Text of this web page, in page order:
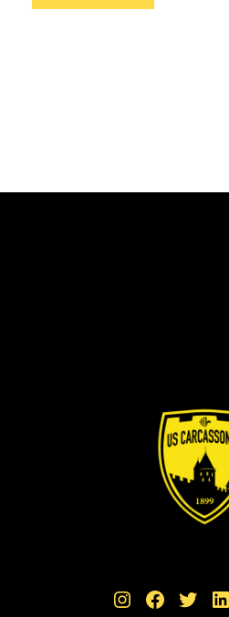
Instagram Facebook Twitter LinkedIn